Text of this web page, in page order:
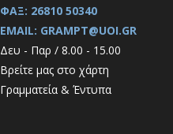
ΦΑΞ: 26810 50340
EMAIL: GRAMPT@UOI.GR
Δευ - Παρ / 8.00 - 15.00
Βρείτε μας στο χάρτη
Γραμματεία & Έντυπα